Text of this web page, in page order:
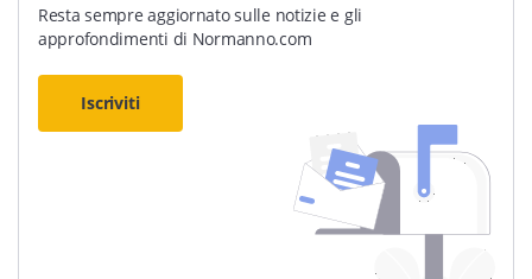
Resta sempre aggiornato sulle notizie e gli
approfondimenti di Normanno.com
Iscriviti